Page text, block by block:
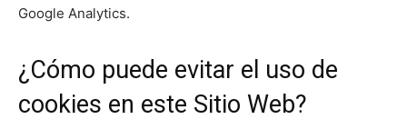
Google Analytics.
¿Cómo puede evitar el uso de
cookies en este Sitio Web?